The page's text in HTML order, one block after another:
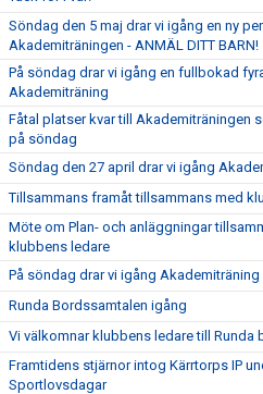
Söndag den 5 maj drar vi igång en ny
Akademiträningen - ANMÄL DITT BARN!
På söndag drar vi igång en fullbokad
Akademiträning
Fåtal platser kvar till Akademiträningen
på söndag
Söndag den 27 april drar vi igång
Tillsammans framåt tillsammans med
Möte om Plan- och anläggningar
klubbens ledare
På söndag drar vi igång Akademiträning
Runda Bordssamtalen igång
Vi välkomnar klubbens ledare till Runda
Framtidens stjärnor intog Kärrtorps IP
Sportlovsdagar